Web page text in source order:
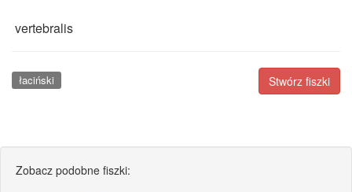
vertebralis
Stwórz fiszki
łaciński
Zobacz podobne fiszki: